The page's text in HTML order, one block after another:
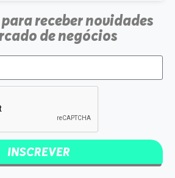
receber novidades
de negócios
INSCREVER